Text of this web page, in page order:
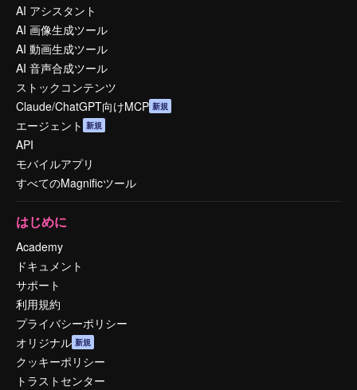
AI アシスタント
AI 画像生成ツール
AI 動画生成ツール
AI 音声合成ツール
ストックコンテンツ
Claude/ChatGPT向けMCP 新規
エージェント 新規
API
モバイルアプリ
すべてのMagnificツール
はじめに
Academy
ドキュメント
サポート
利用規約
プライバシーポリシー
オリジナル 新規
クッキーポリシー
トラストセンター